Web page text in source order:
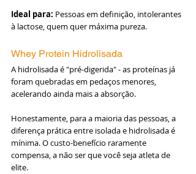
Ideal para: Pessoas em definição, intolerantes
à lactose, quem quer máxima pureza.
Whey Protein Hidrolisada
A hidrolisada é "pré-digerida" - as proteínas já
foram quebradas em pedaços menores,
acelerando ainda mais a absorção.
Honestamente, para a maioria das pessoas, a
diferença prática entre isolada e hidrolisada é
mínima. O custo-benefício raramente
compensa, a não ser que você seja atleta de
elite.